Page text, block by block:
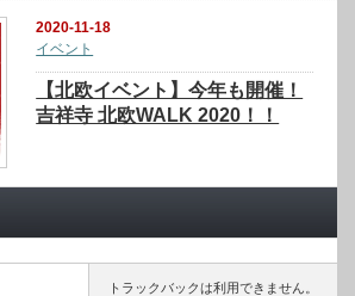
2020-11-18
イベント
【北欧イベント】今年も開催！
吉祥寺 北欧WALK 2020！！
トラックバックは利用できません。